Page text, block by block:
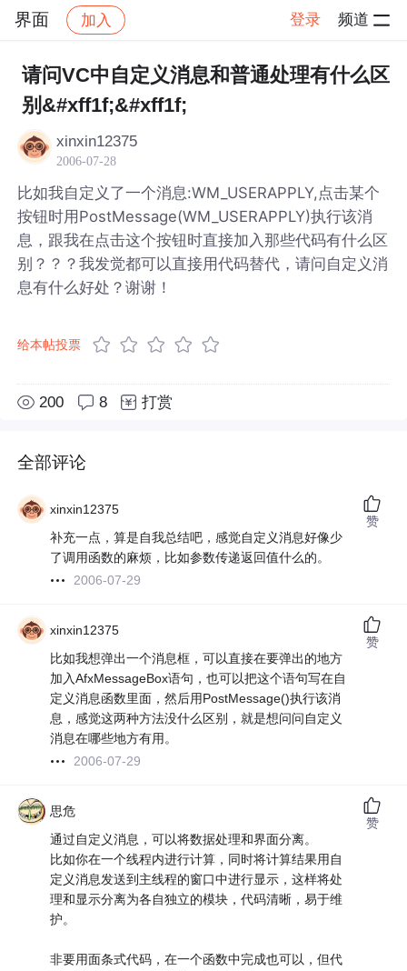
界面 加入 登录 频道
社区 界面 帖子详情
请问VC中自定义消息和普通处理有什么区
别&#xff1f;&#xff1f;
xinxin12375
2006-07-28
比如我自定义了一个消息:WM_USERAPPLY,点击某个
按钮时用PostMessage(WM_USERAPPLY)执行该消
息，跟我在点击这个按钮时直接加入那些代码有什么区
别？？？我发觉都可以直接用代码替代，请问自定义消
息有什么好处？谢谢！
给本帖投票
200 8 打赏
全部评论
xinxin12375
补充一点，算是自我总结吧，感觉自定义消息好像少
了调用函数的麻烦，比如参数传递返回值什么的。
2006-07-29
赞
xinxin12375
比如我想弹出一个消息框，可以直接在要弹出的地方
加入AfxMessageBox语句，也可以把这个语句写在自
定义消息函数里面，然后用PostMessage()执行该消
息，感觉这两种方法没什么区别，就是想问问自定义
消息在哪些地方有用。
2006-07-29
赞
思危
通过自定义消息，可以将数据处理和界面分离。
比如你在一个线程内进行计算，同时将计算结果用自
定义消息发送到主线程的窗口中进行显示，这样将处
理和显示分离为各自独立的模块，代码清晰，易于维
护。
非要用面条式代码，在一个函数中完成也可以，但代
赞